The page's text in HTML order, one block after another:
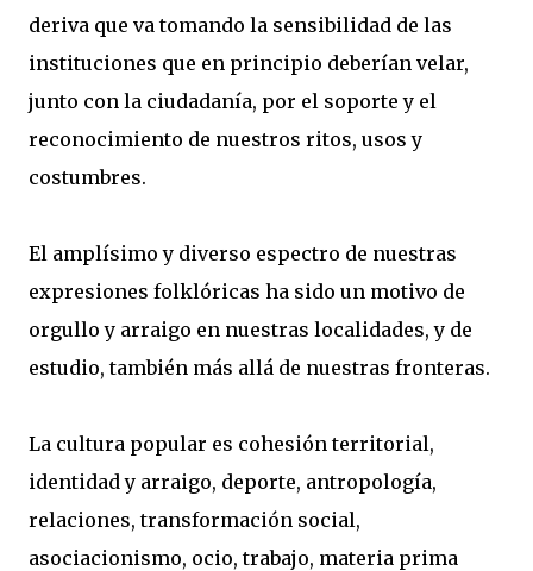
deriva que va tomando la sensibilidad de las
instituciones que en principio deberían velar,
junto con la ciudadanía, por el soporte y el
reconocimiento de nuestros ritos, usos y
costumbres.
El amplísimo y diverso espectro de nuestras
expresiones folklóricas ha sido un motivo de
orgullo y arraigo en nuestras localidades, y de
estudio, también más allá de nuestras fronteras.
La cultura popular es cohesión territorial,
identidad y arraigo, deporte, antropología,
relaciones, transformación social,
asociacionismo, ocio, trabajo, materia prima